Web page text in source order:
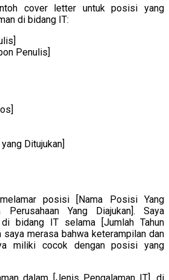
cover letter untuk posisi yang
di bidang IT:
Penulis]
Ditujukan]
posisi [Nama Posisi Yang
Yang Diajukan]. Saya
bidang IT selama [Jumlah Tahun
saya merasa bahwa keterampilan dan
miliki cocok dengan posisi yang